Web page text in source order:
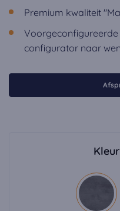
Premium kwaliteit
Voorgeconfigureerde
configurator naar